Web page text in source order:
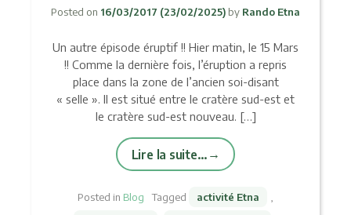
Posted on 16/03/2017 (23/02/2025) by Rando Etna
Un autre épisode éruptif !! Hier matin, le 15 Mars
!! Comme la dernière fois, l’éruption a repris
place dans la zone de l’ancien soi-disant
« selle ». Il est situé entre le cratère sud-est et
le cratère sud-est nouveau. […]
Lire la suite…
Posted in Blog Tagged activité Etna